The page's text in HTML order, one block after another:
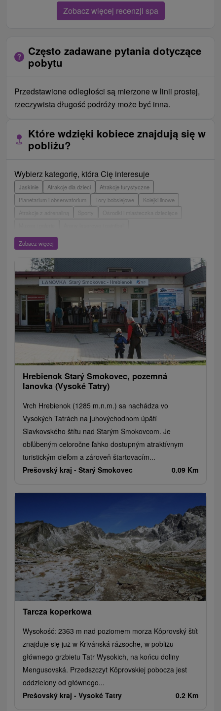
Zobacz więcej recenzji spa
Często zadawane pytania dotyczące
pobytu
Przedstawione odległości są mierzone w linii prostej,
rzeczywista długość podróży może być inna.
Które wdzięki kobiece znajdują się w
pobliżu?
Wybierz kategorię, która Cię interesuje
Jaskinie Atrakcje dla dzieci
Atrakcje turystyczne
Planetarium i obserwatorium
Tory bobslejowe
Kolejki linowe
Atrakcje z adrenaliną
Wieże obserwacyjne i chodniki
Escaperoom
Ogrody botaniczne
Loty widokowe i rejsy wycieczkowe
Tarcze
Jeziora, jeziora, zbiorniki wodne
Zabytki techniki
Pomniki
Wodospady
Kościoły drewniane Źródła
Jazda konna
Túry a turistické chodníky
Zamki Chaty górskie
Teatry
Miejsca sakralne
Rafting, rafting, rafting
Obiekty architektoniczne
Ośrodek narciarski
Pola golfowe
Tory gokartowe
Szlaki winne Cyklotrasy
Zobacz więcej
Hrebienok Starý Smokovec, pozemná
lanovka (Vysoké Tatry)
Vrch Hrebienok (1285 m.n.m.) sa nachádza vo
Vysokých Tatrách na juhovýchodnom úpätí
Slavkovského štítu nad Starým Smokovcom. Je
obľúbeným celoročne ľahko dostupným atraktívnym
turistickým cieľom a zároveň štartovacím...
Prešovský kraj - Starý Smokovec 0.09 Km
Tarcza koperkowa
Wysokość: 2363 m nad poziomem morza Kôprovský štít
znajduje się już w Krivánská rázsoche, w pobliżu
głównego grzbietu Tatr Wysokich, na końcu doliny
Mengusovská. Przedszczyt Kôprovskiej pobocza jest
oddzielony od głównego...
Prešovský kraj - Vysoké Tatry 0.2 Km